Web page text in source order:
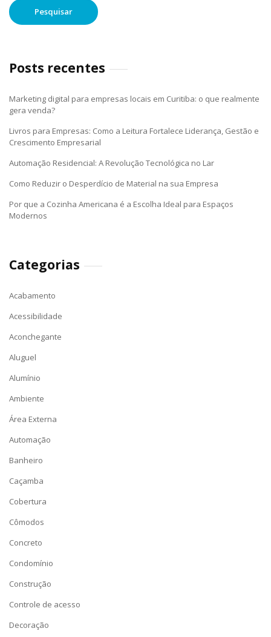
Posts recentes
Marketing digital para empresas locais em Curitiba: o que realmente
gera venda?
Livros para Empresas: Como a Leitura Fortalece Liderança, Gestão e
Crescimento Empresarial
Automação Residencial: A Revolução Tecnológica no Lar
Como Reduzir o Desperdício de Material na sua Empresa
Por que a Cozinha Americana é a Escolha Ideal para Espaços
Modernos
Categorias
Acabamento
Acessibilidade
Aconchegante
Aluguel
Alumínio
Ambiente
Área Externa
Automação
Banheiro
Caçamba
Cobertura
Cômodos
Concreto
Condomínio
Construção
Controle de acesso
Decoração